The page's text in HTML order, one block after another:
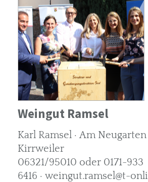
Weingut Ramsel
Karl Ramsel · Am Neugarten
Kirrweiler
06321/95010 oder 0171-933
6416 · weingut.ramsel@t-